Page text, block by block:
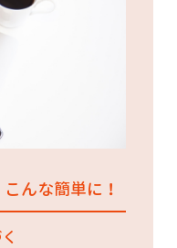
んな簡単に！